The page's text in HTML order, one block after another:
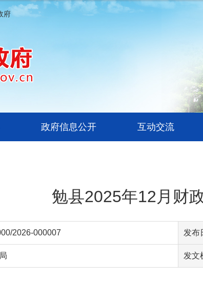
府
政府信息公开 互动交流
勉县2025年12月财
2026-000007 发布
发文